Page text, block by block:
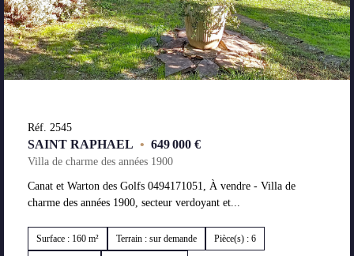
Réf. 2545
SAINT RAPHAEL • 649 000 €
Villa de charme des années 1900
Canat et Warton des Golfs 0494171051, À vendre - Villa de
charme des années 1900, secteur verdoyant et...
Surface : 160 m² Terrain : sur demande Pièce(s) : 6